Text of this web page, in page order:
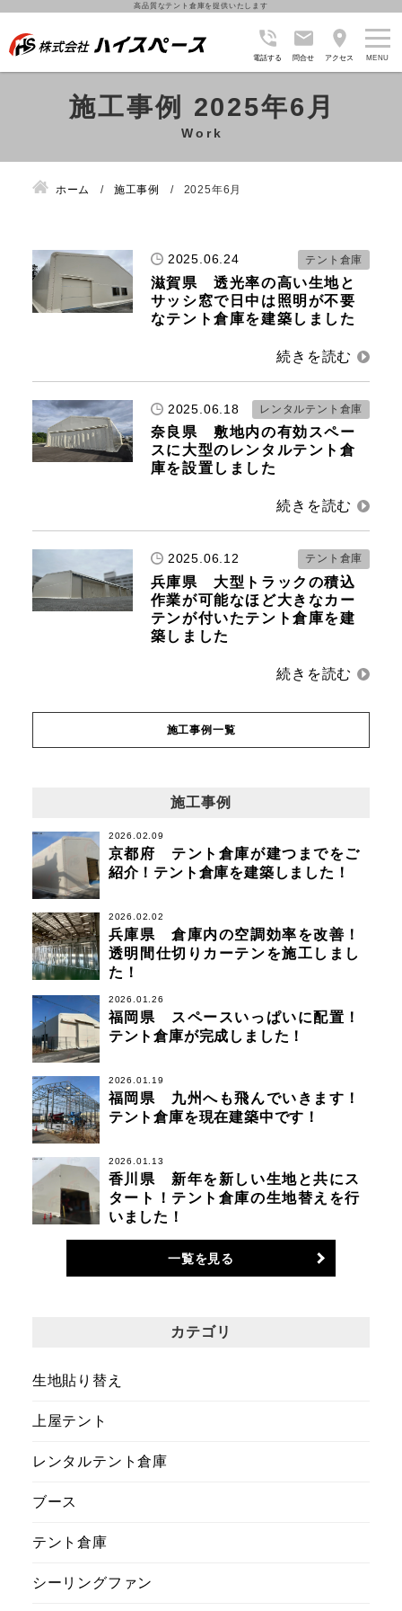
高品質なテント倉庫を提供いたします
電話する 問合せ アクセス
施工事例 2025年6月
ホーム 施工事例 2025年6月
2025.06.24 テント倉庫
滋賀県 透光率の高い生地と
サッシ窓で日中は照明が不要
なテント倉庫を建築しました
2025.06.18 レンタルテント倉庫
奈良県 敷地内の有効スペー
スに大型のレンタルテント倉
庫を設置しました
2025.06.12 テント倉庫
兵庫県 大型トラックの積込
作業が可能なほど大きなカー
テンが付いたテント倉庫を建
築しました
施工事例一覧
施工事例
2026.02.09
京都府 テント倉庫が建つまでをご
紹介！テント倉庫を建築しました！
2026.02.02
兵庫県 倉庫内の空調効率を改善！
透明間仕切りカーテンを施工しまし
た！
2026.01.26
福岡県 スペースいっぱいに配置！
テント倉庫が完成しました！
2026.01.19
福岡県 九州へも飛んでいきます！
テント倉庫を現在建築中です！
2026.01.13
香川県 新年を新しい生地と共にス
タート！テント倉庫の生地替えを行
いました！
一覧を見る
カテゴリ
生地貼り替え
上屋テント
レンタルテント倉庫
ブース
テント倉庫
シーリングファン